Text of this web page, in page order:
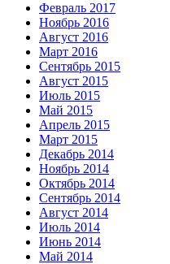
Февраль 2017
Ноябрь 2016
Август 2016
Март 2016
Сентябрь 2015
Август 2015
Июль 2015
Май 2015
Апрель 2015
Март 2015
Декабрь 2014
Ноябрь 2014
Октябрь 2014
Сентябрь 2014
Август 2014
Июль 2014
Июнь 2014
Май 2014